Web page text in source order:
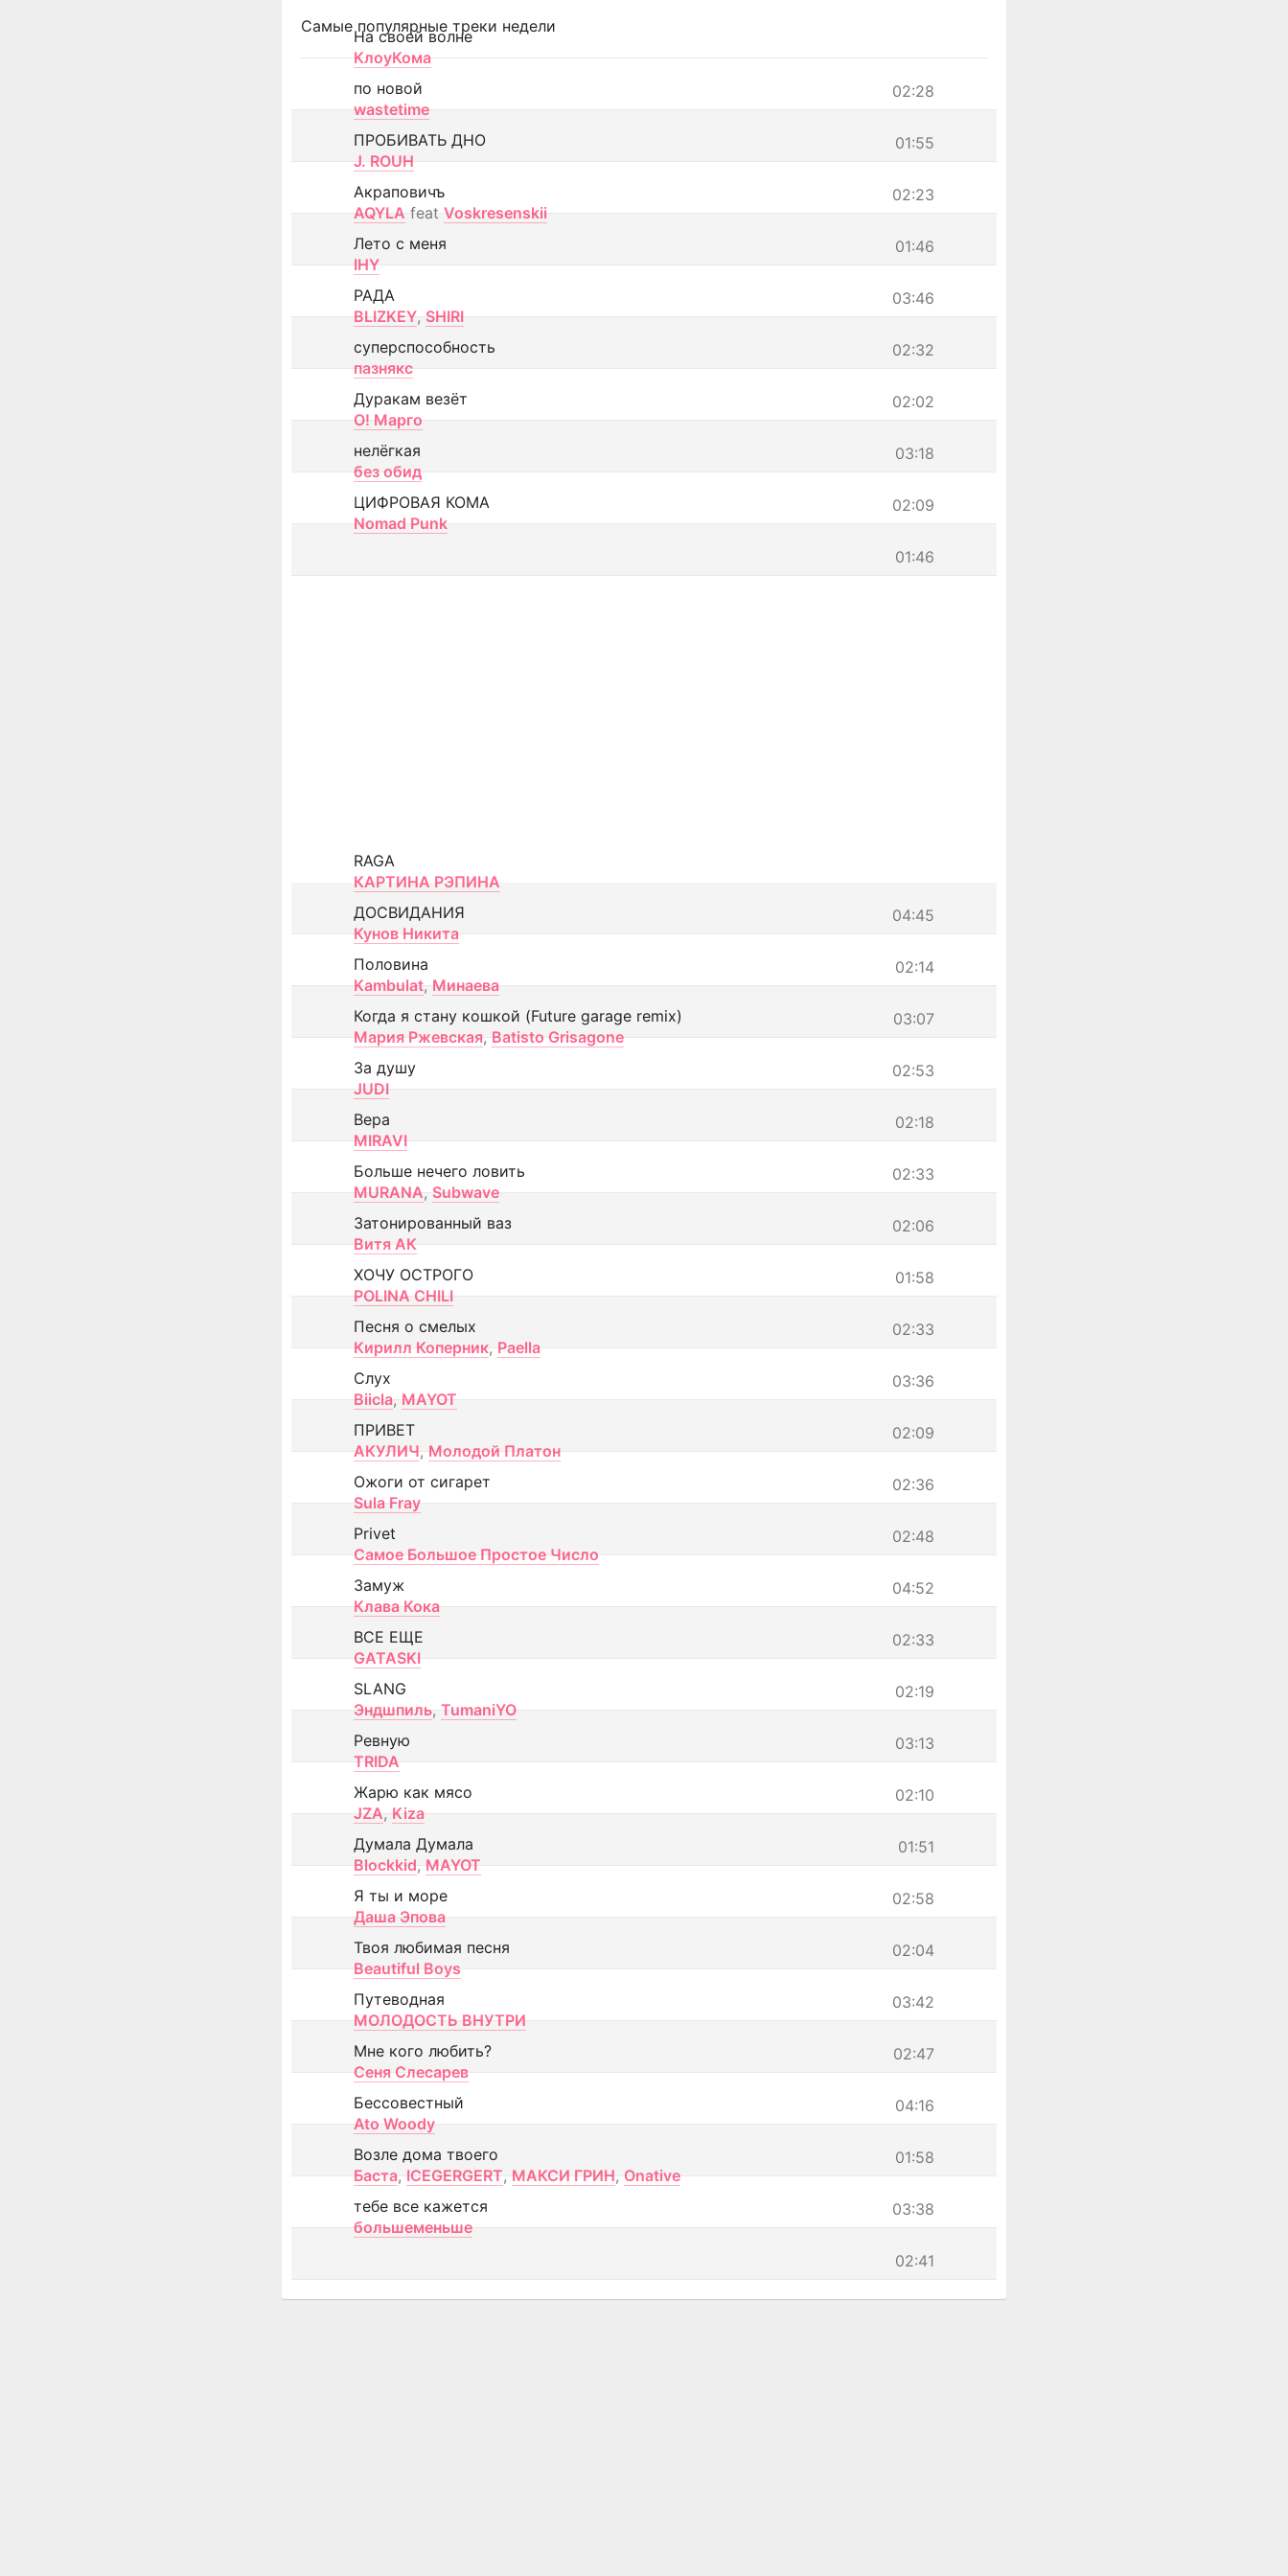
Самые популярные треки недели
На своей волне
КлоуКома
02:28
по новой
wastetime
01:55
ПРОБИВАТЬ ДНО
J. ROUH
02:23
Акраповичъ
AQYLA feat Voskresenskii
01:46
Лето с меня
IHY
03:46
РАДА
BLIZKEY, SHIRI
02:32
суперспособность
пазнякс
02:02
Дуракам везёт
О! Марго
03:18
нелёгкая
без обид
02:09
ЦИФРОВАЯ КОМА
Nomad Punk
01:46
RAGA
КАРТИНА РЭПИНА
04:45
ДОСВИДАНИЯ
Кунов Никита
02:14
Половина
Kambulat, Минаева
03:07
Когда я стану кошкой (Future garage remix)
Мария Ржевская, Batisto Grisagone
02:53
За душу
JUDI
02:18
Вера
MIRAVI
02:33
Больше нечего ловить
MURANA, Subwave
02:06
Затонированный ваз
Витя АК
01:58
ХОЧУ ОСТРОГО
POLINA CHILI
02:33
Песня о смелых
Кирилл Коперник, Paella
03:36
Слух
Biicla, MAYOT
02:09
ПРИВЕТ
АКУЛИЧ, Молодой Платон
02:36
Ожоги от сигарет
Sula Fray
02:48
Privet
Самое Большое Простое Число
04:52
Замуж
Клава Кока
02:33
ВСЕ ЕЩЕ
GATASKI
02:19
SLANG
Эндшпиль, TumaniYO
03:13
Ревную
TRIDA
02:10
Жарю как мясо
JZA, Kiza
01:51
Думала Думала
Blockkid, MAYOT
02:58
Я ты и море
Даша Эпова
02:04
Твоя любимая песня
Beautiful Boys
03:42
Путеводная
МОЛОДОСТЬ ВНУТРИ
02:47
Мне кого любить?
Сеня Слесарев
04:16
Бессовестный
Ato Woody
01:58
Возле дома твоего
Баста, ICEGERGERT, МАКСИ ГРИН, Onative
03:38
тебе все кажется
большеменьше
02:41